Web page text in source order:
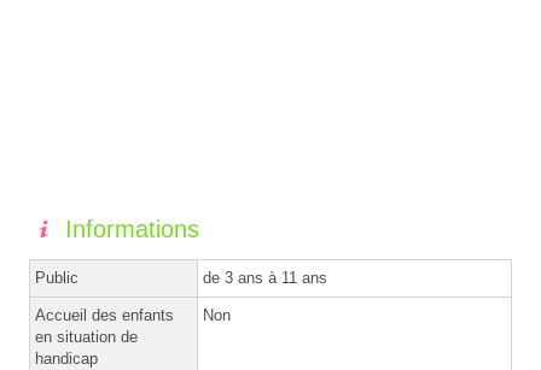
Informations
Public de 3 ans à 11 ans
Accueil des enfants
en situation de
handicap
Non